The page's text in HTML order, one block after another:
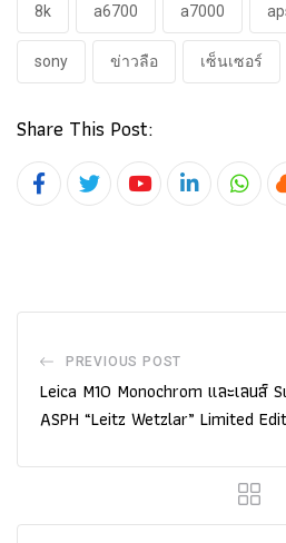
8k a6700 a7000
sony ข่าวลือ เซ็นเซอร์
Share This Post:
YoutubeLinkedIn
PREVIOUS POST
Leica M10 Monochrom และเลนส์
ASPH “Leitz Wetzlar” Limited